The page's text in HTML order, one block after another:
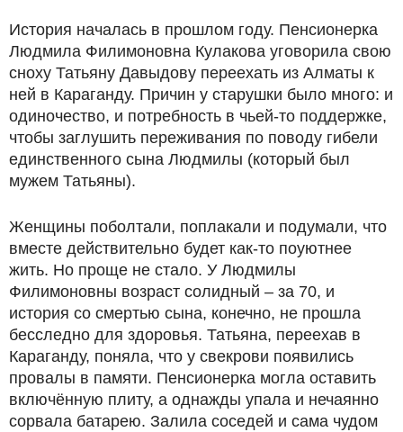
История началась в прошлом году. Пенсионерка
Людмила Филимоновна Кулакова уговорила свою
сноху Татьяну Давыдову переехать из Алматы к
ней в Караганду. Причин у старушки было много: и
одиночество, и потребность в чьей-то поддержке,
чтобы заглушить переживания по поводу гибели
единственного сына Людмилы (который был
мужем Татьяны).
Женщины поболтали, поплакали и подумали, что
вместе действительно будет как-то поуютнее
жить. Но проще не стало. У Людмилы
Филимоновны возраст солидный – за 70, и
история со смертью сына, конечно, не прошла
бесследно для здоровья. Татьяна, переехав в
Караганду, поняла, что у свекрови появились
провалы в памяти. Пенсионерка могла оставить
включённую плиту, а однажды упала и нечаянно
сорвала батарею. Залила соседей и сама чудом